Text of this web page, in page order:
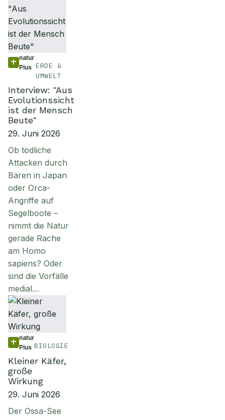
natur
Plus ERDE &
UMWELT
Interview: "Aus
Evolutionssicht
ist der Mensch
Beute"
29. Juni 2026
Ob tödliche
Attacken durch
Bären in Japan
oder Orca-
Angriffe auf
Segelboote –
nimmt die Natur
gerade Rache
am Homo
sapiens? Oder
sind die Vorfälle
medial…
natur
Plus BIOLOGIE
Kleiner Käfer,
große
Wirkung
29. Juni 2026
Der Ossa-See